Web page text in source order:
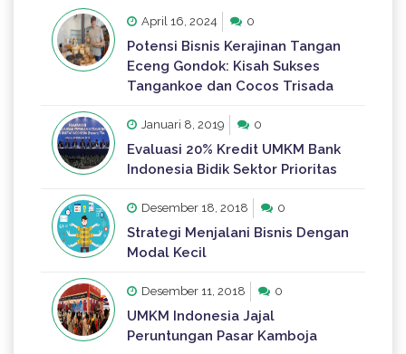
April 16, 2024 0
Potensi Bisnis Kerajinan Tangan
Eceng Gondok: Kisah Sukses
Tangankoe dan Cocos Trisada
Januari 8, 2019 0
Evaluasi 20% Kredit UMKM Bank
Indonesia Bidik Sektor Prioritas
Desember 18, 2018 0
Strategi Menjalani Bisnis Dengan
Modal Kecil
Desember 11, 2018 0
UMKM Indonesia Jajal
Peruntungan Pasar Kamboja